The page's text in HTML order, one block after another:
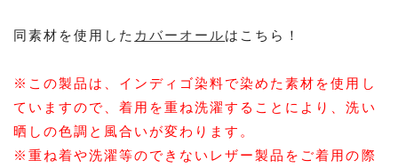
同素材を使用した カバーオールはこちら！
※この製品は、インディゴ染料で染めた素材を使用し
ていますので、着用を重ね洗濯することにより、洗い
晒しの色調と風合いが変わります。
※重ね着や洗濯等のできないレザー製品をご着用の際